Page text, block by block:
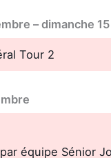
–dimanche 15
Tour 2
équipe Sénior